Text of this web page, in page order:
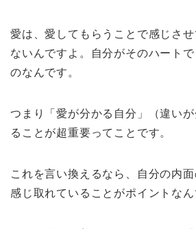
愛は、愛してもらうことで感じさ
ないんですよ。自分がそのハート
のなんです。
つまり「愛が分かる自分」（違い
ることが超重要ってことです。
これを言い換えるなら、自分の内
感じ取れていることがポイントなん